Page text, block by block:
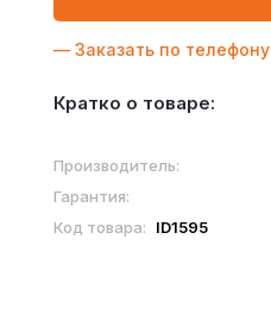
— Заказать по телефону
Кратко о товаре:
Производитель:
Гарантия:
Код товара:
ID1595